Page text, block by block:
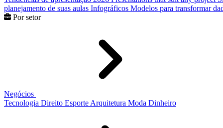
planejamento de suas aulas Infográficos Modelos para transformar
Por setor
Negócios
Tecnologia Direito Esporte Arquitetura Moda Dinheiro